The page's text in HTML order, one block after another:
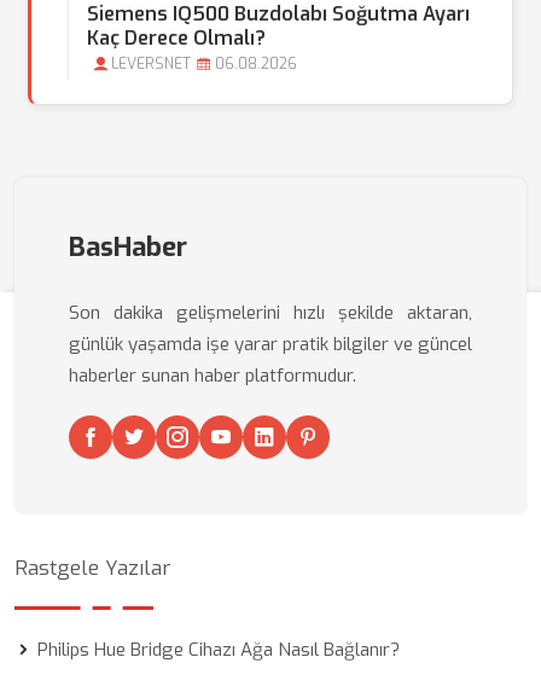
Siemens IQ500 Buzdolabı Soğutma Ayarı
Kaç Derece Olmalı?
LEVERSNET 06.08.2026
BasHaber
Son dakika gelişmelerini hızlı şekilde aktaran,
günlük yaşamda işe yarar pratik bilgiler ve güncel
haberler sunan haber platformudur.
Rastgele Yazılar
Philips Hue Bridge Cihazı Ağa Nasıl Bağlanır?